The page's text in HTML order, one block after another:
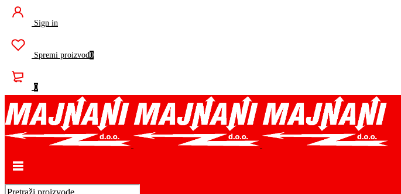
Sign in
Spremi proizvod0
0